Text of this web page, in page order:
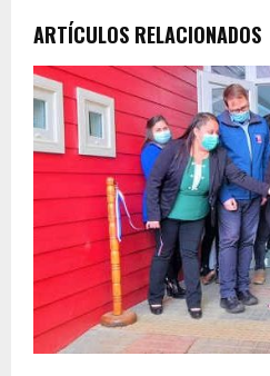
ARTÍCULOS RELACIONADOS